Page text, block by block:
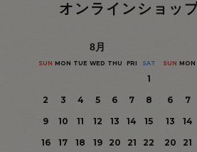
オンラインショッ
8月
SUN MON TUE WED THU FRI SAT
1
2
3 4 5 6 7
8
9
10 11 12 13 14
15
16
17 18 19 20 21
22
SUN MON
6
7
13
14
20
21